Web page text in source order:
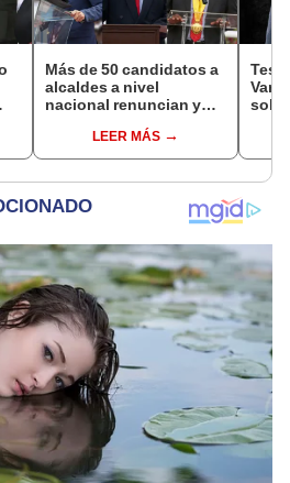
Más de 50 candidatos a
alcaldes a nivel
nacional renuncian y
encubiertaLEER MÁS